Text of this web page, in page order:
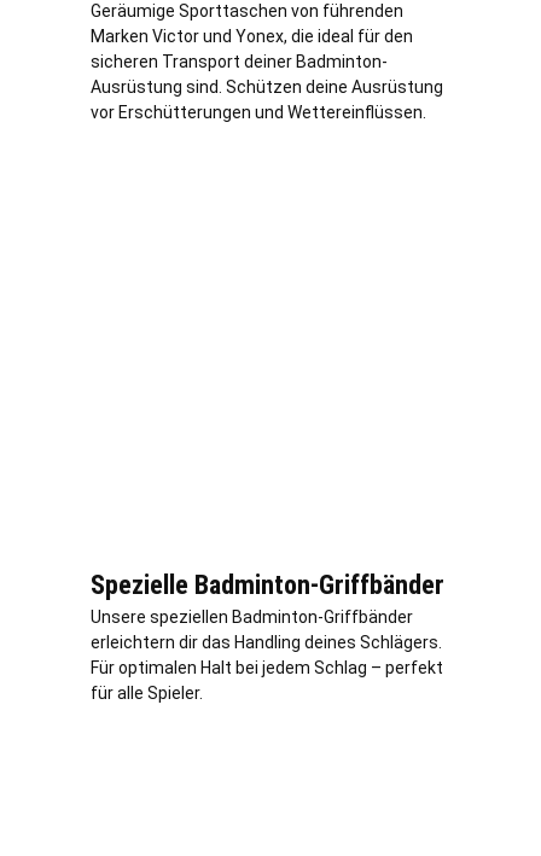
Geräumige Sporttaschen von führenden
Marken Victor und Yonex, die ideal für den
sicheren Transport deiner Badminton-
Ausrüstung sind. Schützen deine Ausrüstung
vor Erschütterungen und Wettereinflüssen.
Spezielle Badminton-Griffbänder
Unsere speziellen Badminton-Griffbänder
erleichtern dir das Handling deines Schlägers.
Für optimalen Halt bei jedem Schlag – perfekt
für alle Spieler.